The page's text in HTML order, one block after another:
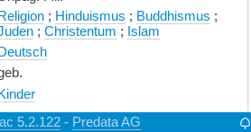
; Hinduismus ; Buddhismus ;
; Christentum ; Islam
5.2.122 - Predata AG